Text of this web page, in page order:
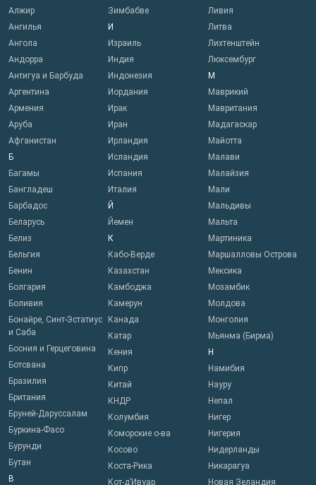
Алжир
Ангилья
Ангола
Андорра
Антигуа и Барбуда
Аргентина
Армения
Аруба
Афганистан
Б
Багамы
Бангладеш
Барбадос
Беларусь
Белиз
Бельгия
Бенин
Болгария
Боливия
Бонайре, Синт-Эстатиус
и Саба
Босния и Герцеговина
Ботсвана
Бразилия
Британия
Бруней-Даруссалам
Буркина-Фасо
Бурунди
Бутан
В
Зимбабве
И
Израиль
Индия
Индонезия
Иордания
Ирак
Иран
Ирландия
Исландия
Испания
Италия
Й
Йемен
К
Кабо-Верде
Казахстан
Камбоджа
Камерун
Канада
Катар
Кения
Кипр
Китай
КНДР
Колумбия
Коморские о-ва
Косово
Коста-Рика
Кот-д’Ивуар
Ливия
Литва
Лихтенштейн
Люксембург
М
Маврикий
Мавритания
Мадагаскар
Майотта
Малави
Малайзия
Мали
Мальдивы
Мальта
Мартиника
Маршалловы Острова
Мексика
Мозамбик
Молдова
Монголия
Мьянма (Бирма)
Н
Намибия
Науру
Непал
Нигер
Нигерия
Нидерланды
Никарагуа
Новая Зеландия